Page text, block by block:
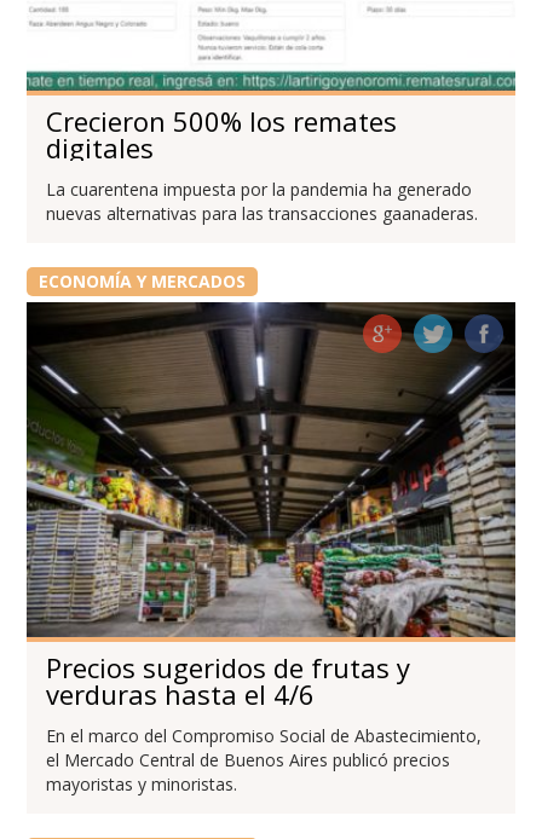
Crecieron 500% los remates
digitales
La cuarentena impuesta por la pandemia ha generado
nuevas alternativas para las transacciones gaanaderas.
ECONOMÍA Y MERCADOS
Precios sugeridos de frutas y
verduras hasta el 4/6
En el marco del Compromiso Social de Abastecimiento,
el Mercado Central de Buenos Aires publicó precios
mayoristas y minoristas.